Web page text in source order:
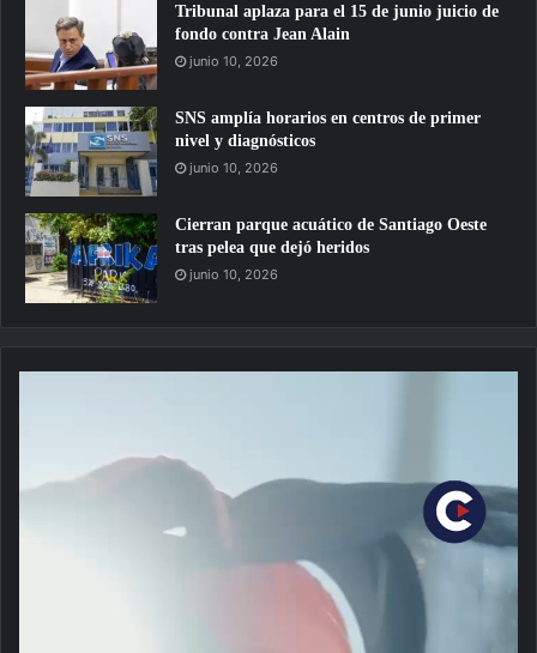
Tribunal aplaza para el 15 de junio juicio de
fondo contra Jean Alain
junio 10, 2026
SNS amplía horarios en centros de primer
nivel y diagnósticos
junio 10, 2026
Cierran parque acuático de Santiago Oeste
tras pelea que dejó heridos
junio 10, 2026